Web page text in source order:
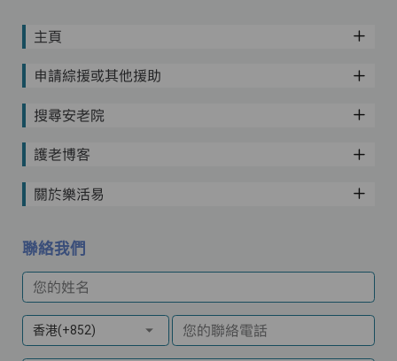
主頁
申請綜援或其他援助
搜尋安老院
護老博客
關於樂活易
聯絡我們
您的姓名
香港(+852) 您的聯絡電話